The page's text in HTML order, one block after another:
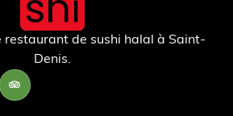
restaurant de sushi halal à Saint-
Denis.